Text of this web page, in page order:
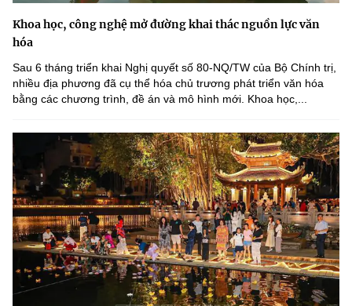
Khoa học, công nghệ mở đường khai thác nguồn lực văn
hóa
Sau 6 tháng triển khai Nghị quyết số 80-NQ/TW của Bộ Chính trị,
nhiều địa phương đã cụ thể hóa chủ trương phát triển văn hóa
bằng các chương trình, đề án và mô hình mới. Khoa học,...